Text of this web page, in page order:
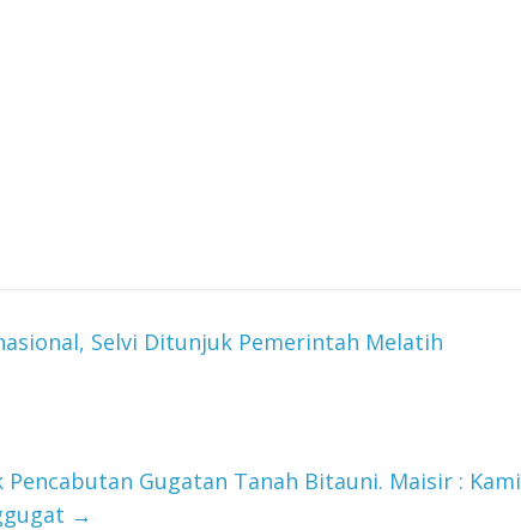
Selvi Ditunjuk Pemerintah Melatih
Gugatan Tanah Bitauni. Maisir : Kami
→